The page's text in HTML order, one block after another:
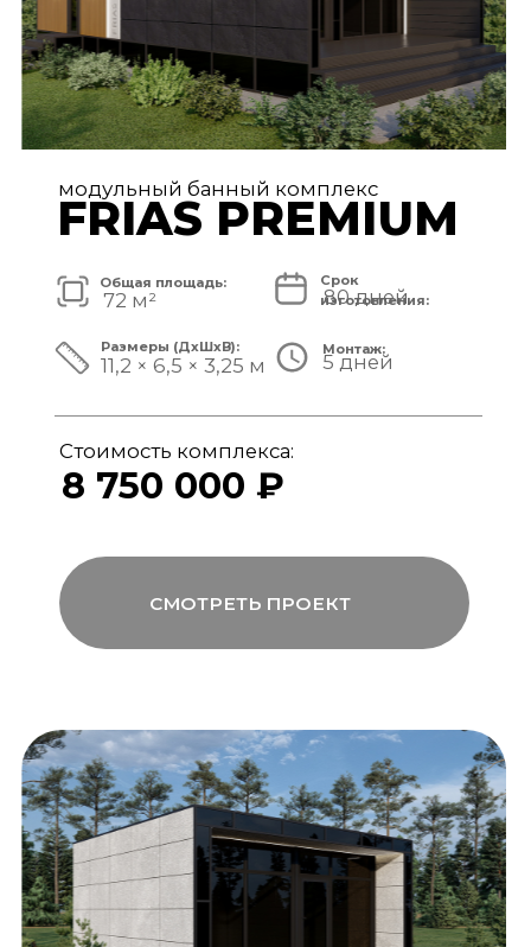
6 950 000 ₽
11,7 × 3,9 × 3,25 м
80 дней
48 м²
Общая площадь:
модульный банный комплекс
TISAN LUXE